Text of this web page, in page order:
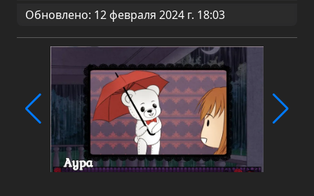
Обновлено: 12 февраля 2024 г. 18:03